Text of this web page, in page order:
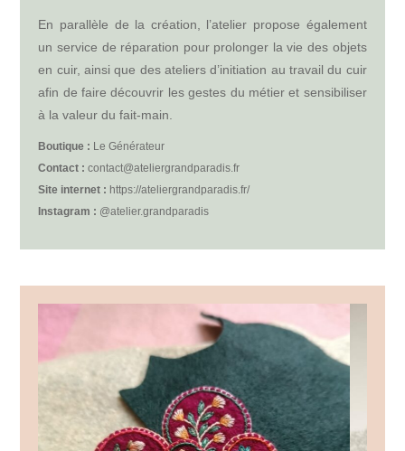
En parallèle de la création, l’atelier propose également
un service de réparation pour prolonger la vie des objets
en cuir, ainsi que des ateliers d’initiation au travail du cuir
afin de faire découvrir les gestes du métier et sensibiliser
à la valeur du fait-main.
Boutique : Le Générateur
Contact :contact@ateliergrandparadis.fr
Site internet : https://ateliergrandparadis.fr/
Instagram : @atelier.grandparadis